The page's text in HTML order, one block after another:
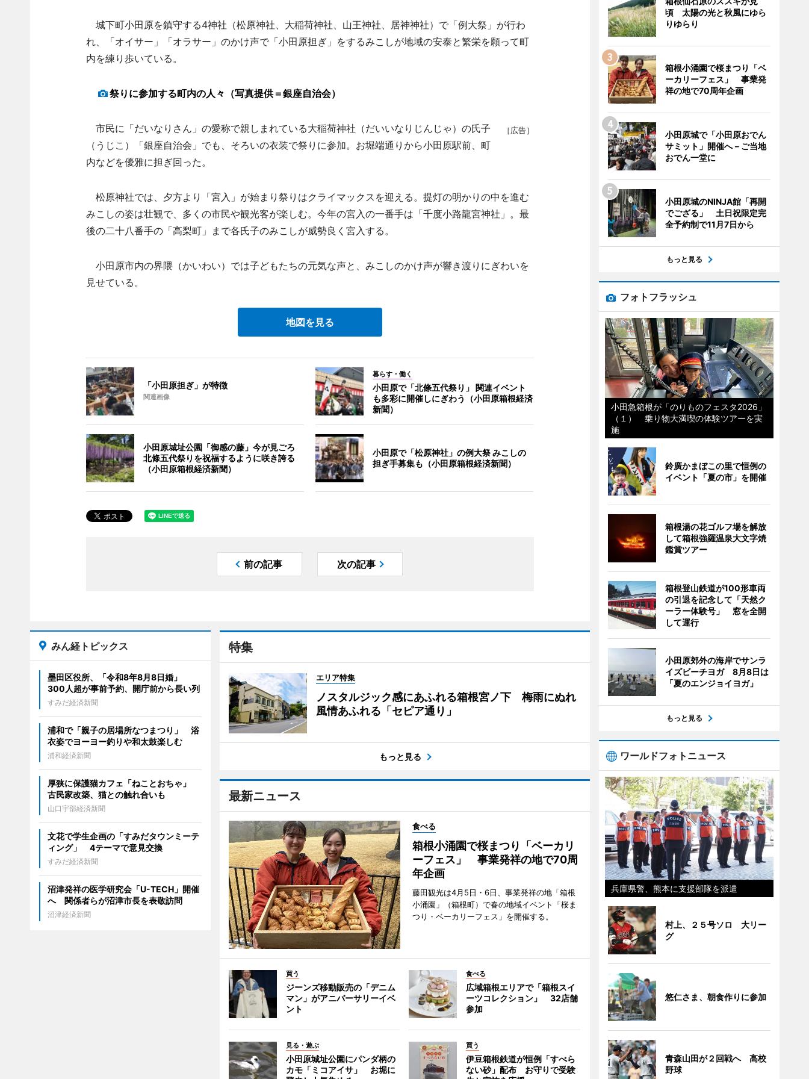
城下町小田原を鎮守する4神社（松原神社、大稲荷神社、山王神社、居神神社）で「例大祭」が行わ
れ、「オイサー」「オラサー」のかけ声で「小田原担ぎ」をするみこしが地域の安泰と繁栄を願って町
内を練り歩いている。
祭りに参加する町内の人々（写真提供＝銀座自治会）
［広告］
市民に「だいなりさん」の愛称で親しまれている大稲荷神社（だいいなりじんじゃ）の氏子
（うじこ）「銀座自治会」でも、そろいの衣装で祭りに参加。お堀端通りから小田原駅前、町
内などを優雅に担ぎ回った。
松原神社では、夕方より「宮入」が始まり祭りはクライマックスを迎える。提灯の明かりの中を進む
みこしの姿は壮観で、多くの市民や観光客が楽しむ。今年の宮入の一番手は「千度小路龍宮神社」。最
後の二十八番手の「高梨町」まで各氏子のみこしが威勢良く宮入する。
小田原市内の界隈（かいわい）では子どもたちの元気な声と、みこしのかけ声が響き渡りにぎわいを
見せている。
地図を見る
「小田原担ぎ」が特徴
関連画像
暮らす・働く
小田原で「北條五代祭り」 関連イベント
も多彩に開催しにぎわう（小田原箱根経済
新聞）
小田原城址公園「御感の藤」今が見ごろ
北條五代祭りを祝福するように咲き誇る
（小田原箱根経済新聞）
小田原で「松原神社」の例大祭 みこしの
担ぎ手募集も（小田原箱根経済新聞）
前の記事 次の記事
特集
エリア特集
ノスタルジック感にあふれる箱根宮ノ下 梅雨にぬれ
風情あふれる「セピア通り」
もっと見る
最新ニュース
食べる
箱根小涌園で桜まつり「ベーカリ
ーフェス」 事業発祥の地で70周
年企画
藤田観光は4月5日・6日、事業発祥の地「箱根
小涌園」（箱根町）で春の地域イベント「桜ま
つり・ベーカリーフェス」を開催する。
買う
ジーンズ移動販売の「デニム
マン」がアニバーサリーイベ
ント
食べる
広域箱根エリアで「箱根スイ
ーツコレクション」 32店舗
参加
見る・遊ぶ
小田原城址公園にパンダ柄の
カモ「ミコアイサ」 お堀に
買う
伊豆箱根鉄道が恒例「すべら
ない砂」配布 お守りで受験
みん経トピックス
墨田区役所、「令和8年8月8日婚」
300人超が事前予約、開庁前から長い列
すみだ経済新聞
浦和で「親子の居場所なつまつり」 浴
衣姿でヨーヨー釣りや和太鼓楽しむ
浦和経済新聞
厚狭に保護猫カフェ「ねことおちゃ」
古民家改築、猫との触れ合いも
山口宇部経済新聞
文花で学生企画の「すみだタウンミーテ
ィング」 4テーマで意見交換
すみだ経済新聞
沼津発祥の医学研究会「U-TECH」開催
へ 関係者らが沼津市長を表敬訪問
沼津経済新聞
頃 太陽の光と秋風にゆら
りゆらり
箱根小涌園で桜まつり「ベ
ーカリーフェス」 事業発
祥の地で70周年企画
小田原城で「小田原おでん
サミット」開催へ－ご当地
おでん一堂に
小田原城のNINJA館「再開
でござる」 土日祝限定完
全予約制で11月7日から
もっと見る
フォトフラッシュ
小田急箱根が「のりものフェスタ2026」
（１） 乗り物大満喫の体験ツアーを実
施
鈴廣かまぼこの里で恒例の
イベント「夏の市」を開催
箱根湯の花ゴルフ場を解放
して箱根強羅温泉大文字焼
鑑賞ツアー
箱根登山鉄道が100形車両
の引退を記念して「天然ク
ーラー体験号」 窓を全開
して運行
小田原郊外の海岸でサンラ
イズビーチヨガ 8月8日は
「夏のエンジョイヨガ」
もっと見る
ワールドフォトニュース
兵庫県警、熊本に支援部隊を派遣
村上、２５号ソロ 大リー
グ
悠仁さま、朝食作りに参加
青森山田が２回戦へ 高校
野球